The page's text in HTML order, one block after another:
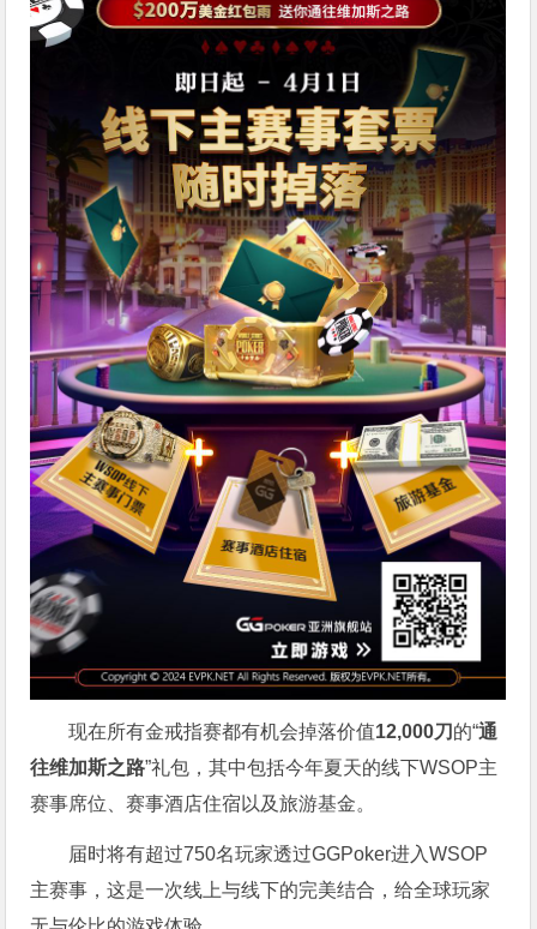
现在所有金戒指赛都有机会掉落价值12,000刀 的“通
往维加斯之路”礼包，其中包括今年夏天的线下WSOP主
赛事席位、赛事酒店住宿以及旅游基金。
届时将有超过750名玩家透过GGPoker进入WSOP
主赛事，这是一次线上与线下的完美结合，给全球玩家